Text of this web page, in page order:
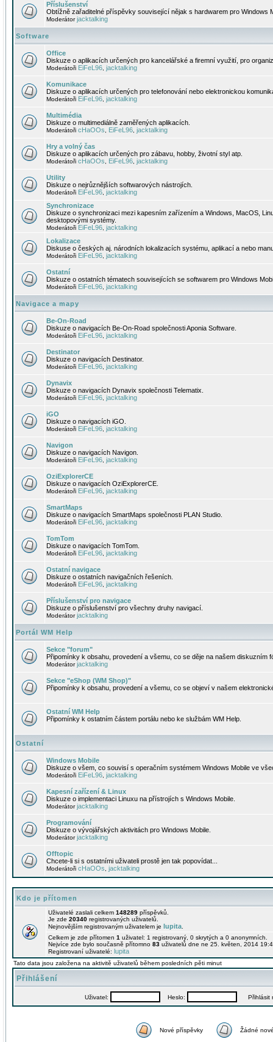
Příslušenství
Obtížně zařaditelné příspěvky související nějak s hardwarem pro Windows
Moderátorjacktalking
Software
Office
Diskuze o aplikacích určených pro kancelářské a firemní využití, pro
Moderátoři EiFeL96 jacktalking
Komunikace
Diskuze o aplikacích určených pro telefonování nebo elektronickou
Moderátoři EiFeL96 jacktalking
Multimédia
Diskuze o multimediálně zaměřených aplikacích.
Moderátoři cHaOOs EiFeL96 jacktalking
Hry a volný čas
Diskuze o aplikacích určených pro zábavu, hobby, životní styl atp.
Moderátoři cHaOOs EiFeL96 jacktalking
Utility
Diskuze o nejrůznějších softwarových nástrojích.
Moderátoři EiFeL96 jacktalking
Synchronizace
Diskuze o synchronizaci mezi kapesním zařízením a Windows, MacOS,
desktopovými systémy.
Moderátoři EiFeL96 jacktalking
Lokalizace
Diskuse o českých aj. národních lokalizacích systému, aplikací a nebo
Moderátoři EiFeL96 jacktalking
Ostatní
Diskuze o ostatních tématech souvisejících se softwarem pro Windows
Moderátoři EiFeL96 jacktalking
Navigace a mapy
Be-On-Road
Diskuze o navigacích Be-On-Road společnosti Aponia Software.
Moderátoři EiFeL96 jacktalking
Destinator
Diskuze o navigacích Destinator.
Moderátoři EiFeL96 jacktalking
Dynavix
Diskuze o navigacích Dynavix společnosti Telematix.
Moderátoři EiFeL96 jacktalking
iGO
Diskuze o navigacích iGO.
Moderátoři EiFeL96 jacktalking
Navigon
Diskuze o navigacích Navigon.
Moderátoři EiFeL96 jacktalking
OziExplorerCE
Diskuze o navigacích OziExplorerCE.
Moderátoři EiFeL96 jacktalking
SmartMaps
Diskuze o navigacích SmartMaps společnosti PLAN Studio.
Moderátoři EiFeL96 jacktalking
TomTom
Diskuze o navigacích TomTom.
Moderátoři EiFeL96 jacktalking
Ostatní navigace
Diskuze o ostatních navigačních řešeních.
Moderátoři EiFeL96 jacktalking
Příslušenství pro navigace
Diskuze o příslušenství pro všechny druhy navigací.
Moderátorjacktalking
Portál WM Help
Sekce "forum"
Připomínky k obsahu, provedení a všemu, co se děje na našem diskuzním
Moderátorjacktalking
Sekce "eShop (WM Shop)"
Připomínky k obsahu, provedení a všemu, co se objeví v našem
Ostatní WM Help
Připomínky k ostatním částem portálu nebo ke službám WM Help.
Ostatní
Windows Mobile
Diskuze o všem, co souvisí s operačním systémem Windows Mobile ve
Moderátoři EiFeL96 jacktalking
Kapesní zařízení & Linux
Diskuze o implementaci Linuxu na přístrojích s Windows Mobile.
Moderátorjacktalking
Programování
Diskuze o vývojářských aktivitách pro Windows Mobile.
Moderátorjacktalking
Offtopic
Chcete-li si s ostatními uživateli prostě jen tak popovídat...
Moderátoři cHaOOs jacktalking
Kdo je přítomen
Uživatelé zaslali celkem 148289 příspěvků.
Je zde 20340 registrovaných uživatelů.
Nejnovějším registrovaným uživatelem je lupita
Celkem je zde přítomen 1 uživatel: 1 registrovaný, 0 skrytých a 0
Nejvíce zde bylo současně přítomno 83 uživatelů dne ne 25. květen, 2014
Registrovaní uživatelé: lupita
Tato data jsou založena na aktivitě uživatelů během posledních pěti minut
Přihlášení
Uživatel: Heslo: Přihlásit
Nové příspěvky Žádné